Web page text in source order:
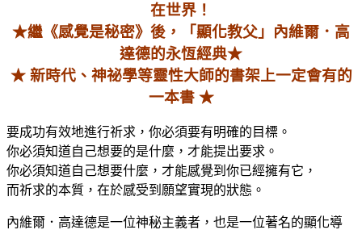
在世界！
★繼《感覺是秘密》後，「顯化教父」內維爾．高
達德的永恆經典★
★ 新時代、神祕學等靈性大師的書架上一定會有的
一本書 ★
要成功有效地進行祈求，你必須要有明確的目標。
你必須知道自己想要的是什麼，才能提出要求。
你必須知道自己想要什麼，才能感覺到你已經擁有它，
而祈求的本質，在於感受到願望實現的狀態。
內維爾．高達德是一位神秘主義者，也是一位著名的顯化導